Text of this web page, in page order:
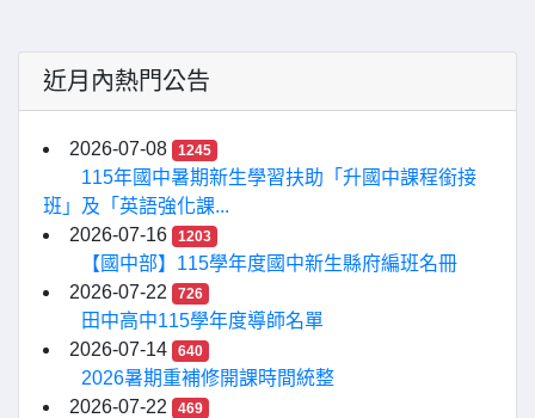
近月內熱門公告
2026-07-08 1245
115年國中暑期新生學習扶助「升國中課程銜接
班」及「英語強化課...
2026-07-16
1203
【國中部】115學年度國中新生縣府編班名冊
2026-07-22
726
田中高中115學年度導師名單
2026-07-14
640
2026暑期重補修開課時間統整
2026-07-22
469